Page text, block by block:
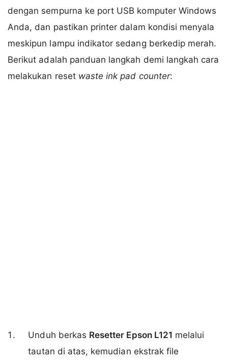
dengan sempurna ke port USB komputer Windows
Anda, dan pastikan printer dalam kondisi menyala
meskipun lampu indikator sedang berkedip merah.
Berikut adalah panduan langkah demi langkah cara
melakukan reset waste ink pad counter:
Unduh berkas Resetter Epson L121 melalui
tautan di atas, kemudian ekstrak file